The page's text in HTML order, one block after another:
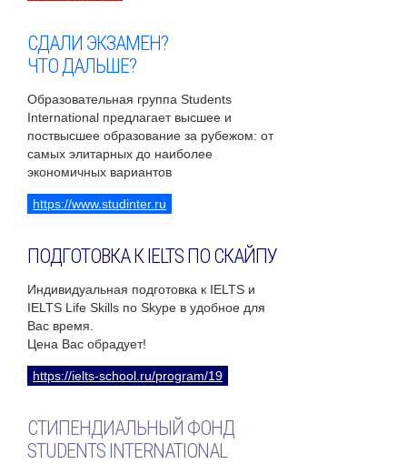
СДАЛИ ЭКЗАМЕН?
ЧТО ДАЛЬШЕ?
Образовательная группа Students
International предлагает высшее и
поствысшее образование за рубежом: от
самых элитарных до наиболее
экономичных вариантов
https://www.studinter.ru
ПОДГОТОВКА К IELTS ПО СКАЙПУ
Индивидуальная подготовка к IELTS и
IELTS Life Skills по Skype в удобное для
Вас время.
Цена Вас обрадует!
https://ielts-school.ru/program/19
СТИПЕНДИАЛЬНЫЙ ФОНД
STUDENTS INTERNATIONAL